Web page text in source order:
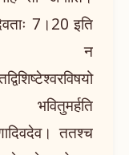
7।20 इति
न
ततश्च